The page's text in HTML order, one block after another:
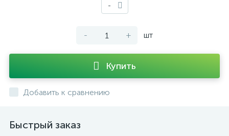
-
- + шт
Купить
Добавить к сравнению
Быстрый заказ